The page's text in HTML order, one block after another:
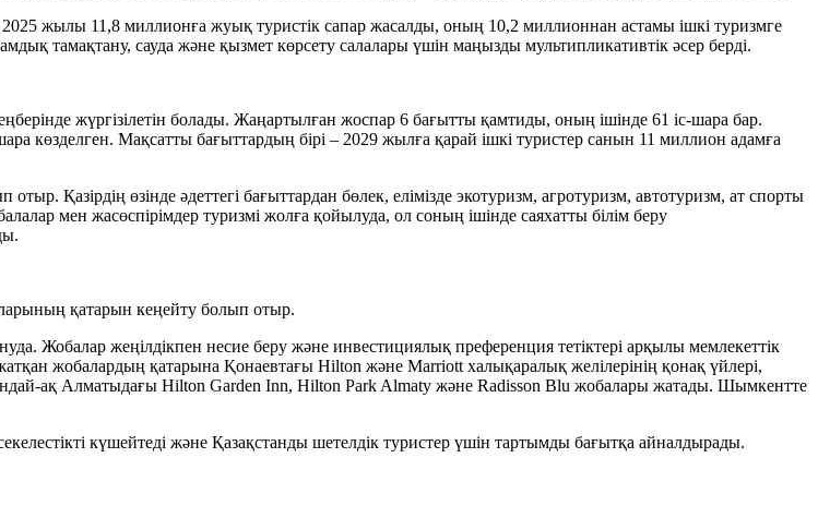
жылы 11,8 миллионға жуық туристік сапар жасалды, оның 10,2 миллионнан астамы ішкі туризмге
тамақтану, сауда және қызмет көрсету салалары үшін маңызды мультипликативтік әсер берді.
жүргізілетін болады. Жаңартылған жоспар 6 бағытты қамтиды, оның ішінде 61 іс-шара бар.
көзделген. Мақсатты бағыттардың бірі – 2029 жылға қарай ішкі туристер санын 11 миллион адамға
Қазірдің өзінде әдеттегі бағыттардан бөлек, елімізде экотуризм, агротуризм, автотуризм, ат спорты
мен жасөспірімдер туризмі жолға қойылуда, ол соның ішінде саяхатты білім беру
қатарын кеңейту болып отыр.
Жобалар жеңілдікпен несие беру және инвестициялық преференция тетіктері арқылы мемлекеттік
жобалардың қатарына Қонаевтағы Hilton және Marriott халықаралық желілерінің қонақ үйлері,
ақ Алматыдағы Hilton Garden Inn, Hilton Park Almaty және Radisson Blu жобалары жатады. Шымкентте
күшейтеді және Қазақстанды шетелдік туристер үшін тартымды бағытқа айналдырады.